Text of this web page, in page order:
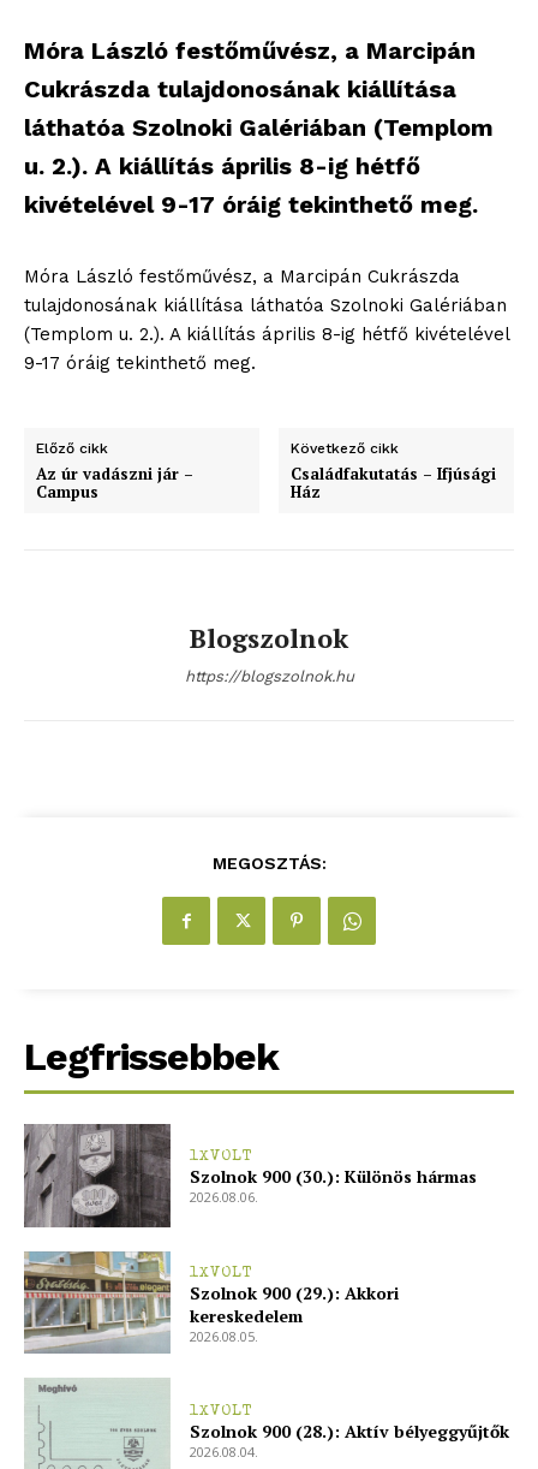
Móra László festőművész, a Marcipán
Cukrászda tulajdonosának kiállítása
láthatóa Szolnoki Galériában (Templom
u. 2.). A kiállítás április 8-ig hétfő
kivételével 9-17 óráig tekinthető meg.
Móra László festőművész, a Marcipán Cukrászda
tulajdonosának kiállítása láthatóa Szolnoki Galériában
(Templom u. 2.). A kiállítás április 8-ig hétfő kivételével
9-17 óráig tekinthető meg.
Előző cikk
Az úr vadászni jár –
Campus
Következő cikk
Családfakutatás – Ifjúsági
Ház
Blogszolnok
https://blogszolnok.hu
MEGOSZTÁS:
Legfrissebbek
1XVOLT
Szolnok 900 (30.): Különös hármas
2026.08.06.
1XVOLT
Szolnok 900 (29.): Akkori
kereskedelem
2026.08.05.
1XVOLT
Szolnok 900 (28.): Aktív bélyeggyűjtők
2026.08.04.